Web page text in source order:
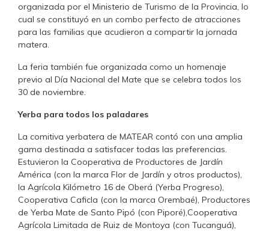
organizada por el Ministerio de Turismo de la Provincia, lo
cual se constituyó en un combo perfecto de atracciones
para las familias que acudieron a compartir la jornada
matera.
La feria también fue organizada como un homenaje
previo al Día Nacional del Mate que se celebra todos los
30 de noviembre.
Yerba para todos los paladares
La comitiva yerbatera de MATEAR contó con una amplia
gama destinada a satisfacer todas las preferencias.
Estuvieron la Cooperativa de Productores de Jardín
América (con la marca Flor de Jardín y otros productos),
la Agrícola Kilómetro 16 de Oberá (Yerba Progreso),
Cooperativa Caficla (con la marca Orembaé), Productores
de Yerba Mate de Santo Pipó (con Piporé),Cooperativa
Agrícola Limitada de Ruiz de Montoya (con Tucanguá),